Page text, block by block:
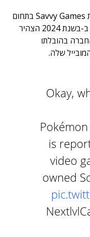
רכישת Scopely נועדה להאיץ את צמיחת Savvy Games בתחום
הגיימינג ולממש את יעדיה האסטרטגיים. ב-בשנת 2024 הצהיר
בהובלתו
שלה.
Okay,
is
video
owned